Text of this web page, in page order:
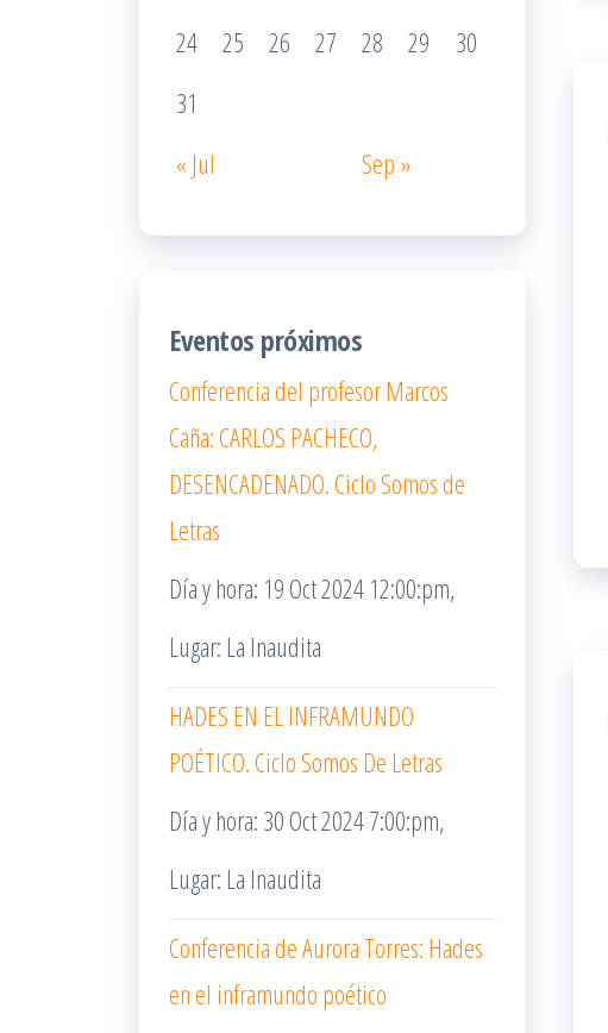
24
25 26 27 28 29
30
31
« Jul
Sep »
Eventos próximos
Conferencia del profesor Marcos
Caña: CARLOS PACHECO,
DESENCADENADO. Ciclo Somos de
Letras
Día y hora: 19 Oct 2024 12:00:pm,
Lugar: La Inaudita
HADES EN EL INFRAMUNDO
POÉTICO. Ciclo Somos De Letras
Día y hora: 30 Oct 2024 7:00:pm,
Lugar: La Inaudita
Conferencia de Aurora Torres: Hades
en el inframundo poético